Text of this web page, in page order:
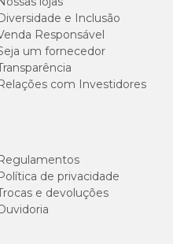
e Inclusão
Responsável
um fornecedor
com Investidores
de privacidade
e devoluções